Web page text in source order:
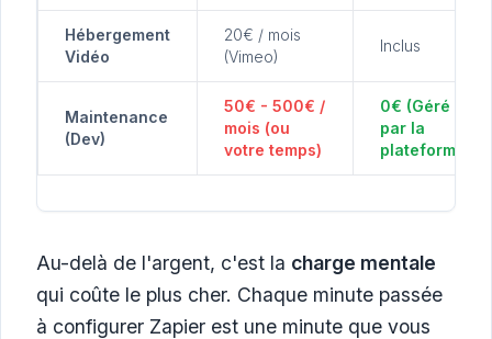
Hébergement
Vidéo
20€ / mois
(Vimeo)
Inclus
Maintenance
(Dev)
50€ - 500€ /
mois (ou
votre temps)
0€ (Géré
par la
plateforme)
Au-delà de l'argent, c'est la charge mentale
qui coûte le plus cher. Chaque minute passée
à configurer Zapier est une minute que vous